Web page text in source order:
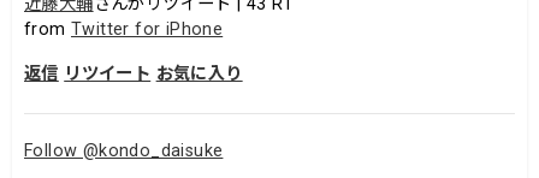
from Twitter for iPhone
返信 リツイート お気に入り
Follow @kondo_daisuke